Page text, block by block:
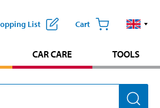
List Cart
CAR CARE TOOLS